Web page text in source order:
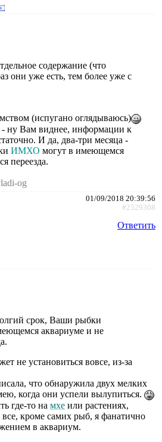
содержание (что
они уже есть, тем более уже с
(испугано оглядываюсь)
ну Вам виднее, информации к
И да, два-три месяца -
ИМХО могут в имеющемся
переезда.
og
01/09/2018 20:39:56
#2529308
Ответить
срок, Ваши рыбки
аквариуме и не
не установиться вовсе, из-за
что обнаружила двух мелких
когда они успели вылупиться.
где-то на мхе или растениях,
кроме самих рыб, я фанатично
в аквариум.